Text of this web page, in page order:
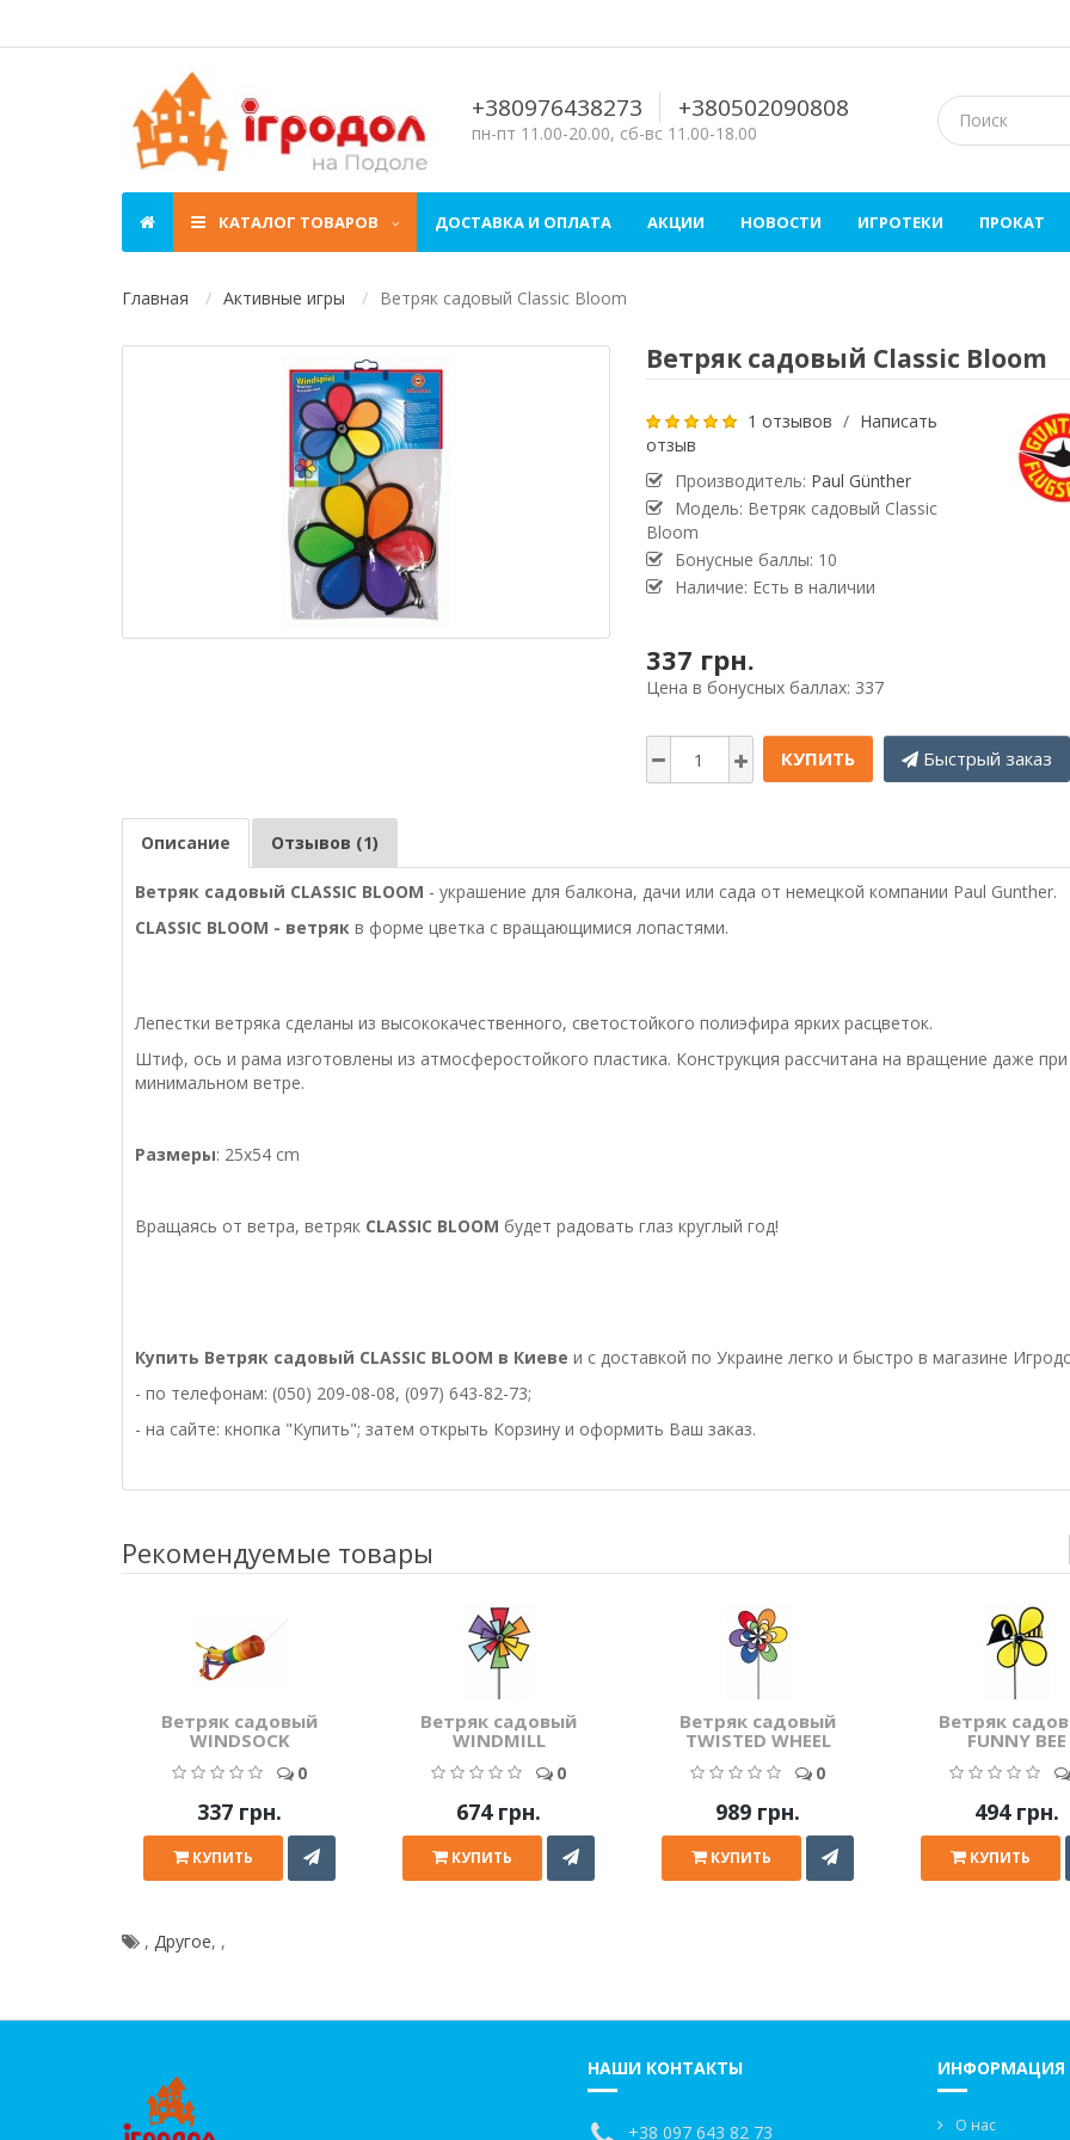
+380976438273 +380502090808
пн-пт 11.00-20.00, сб-вс 11.00-18.00
КАТАЛОГ ТОВАРОВ ДОСТАВКА И ОПЛАТА АКЦИИ НОВОСТИ ИГРОТЕКИ ПРОКАТ
Главная Активные игры Ветряк садовый Classic Bloom
Ветряк садовый Classic Bloom
1 отзывов / Написать
отзыв
Производитель: Paul Günther
Модель: Ветряк садовый Classic
Bloom
Бонусные баллы: 10
Наличие: Есть в наличии
337 грн.
Цена в бонусных баллах: 337
КУПИТЬ Быстрый заказ
Описание Отзывов (1)
Ветряк садовый CLASSIC BLOOM - украшение для балкона, дачи или сада от немецкой компании Paul Gunther.
CLASSIC BLOOM - ветряк в форме цветка с вращающимися лопастями.
Лепестки ветряка сделаны из высококачественного, светостойкого полиэфира ярких расцветок.
Штиф, ось и рама изготовлены из атмосферостойкого пластика. Конструкция рассчитана на вращение даже при
минимальном ветре.
Размеры: 25x54 cm
Вращаясь от ветра, ветряк CLASSIC BLOOM будет радовать глаз круглый год!
Купить Ветряк садовый CLASSIC BLOOM в Киеве и с доставкой по Украине легко и быстро в магазине
- по телефонам: (050) 209-08-08, (097) 643-82-73;
- на сайте: кнопка "Купить"; затем открыть Корзину и оформить Ваш заказ.
Рекомендуемые товары
Ветряк садовый
WINDSOCK
0
337 грн.
КУПИТЬ
Ветряк садовый
WINDMILL
0
674 грн.
КУПИТЬ
Ветряк садовый
TWISTED WHEEL
0
989 грн.
КУПИТЬ
Ветряк
FUNNY BEE
494 грн.
КУПИТЬ
, Другое, ,
НАШИ КОНТАКТЫ
+38 097 643 82 73
ИНФОРМАЦИЯ
О нас